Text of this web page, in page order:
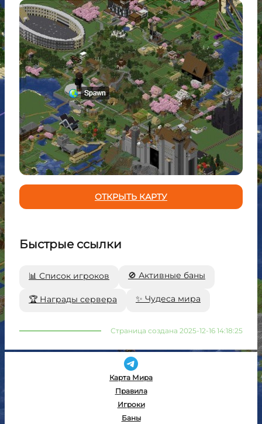
ОТКРЫТЬ КАРТУ
Быстрые ссылки
📊 Список игроков 🚫 Активные баны
🏆 Награды сервера ✨ Чудеса мира
Страница создана 2025-12-16 14:18:25
Карта Мира
Правила
Игроки
Баны